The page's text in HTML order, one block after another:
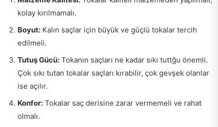
kolay kırılmamalı.
Boyut: Kalın saçlar için büyük ve güçlü tokalar tercih
edilmeli.
Tutuş Gücü: Tokanın saçları ne kadar sıkı tuttğu önemli.
Çok sıkı tutan tokalar saçları kırabilir, çok gevşek olanlar
ise açılır.
Konfor: Tokalar saç derisine zarar vermemeli ve rahat
olmalı.